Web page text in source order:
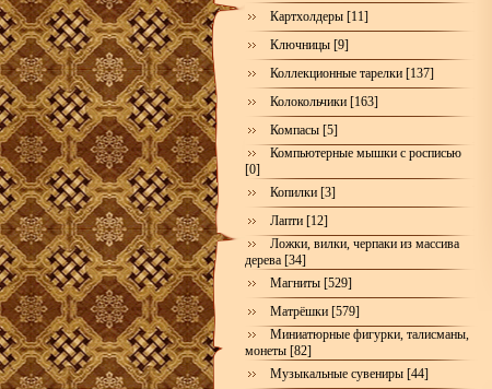
Картхолдеры [11]
Ключницы [9]
Коллекционные тарелки [137]
Колокольчики [163]
Компасы [5]
Компьютерные мышки с росписью
[0]
Копилки [3]
Лапти [12]
Ложки, вилки, черпаки из массива
дерева [34]
Магниты [529]
Матрёшки [579]
Миниатюрные фигурки, талисманы,
монеты [82]
Музыкальные сувениры [44]